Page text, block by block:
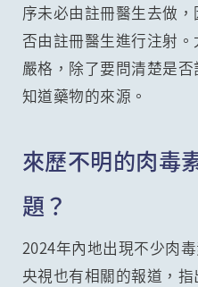
序未必由註冊醫生去做
否由註冊醫生進行注射
嚴格，除了要問清楚是
知道藥物的來源。
來歷不明的肉毒
題？
2024年內地出現不少肉
央視也有相關的報道，